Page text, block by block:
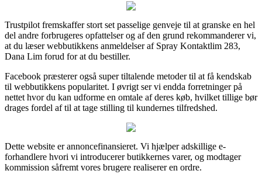
Trustpilot fremskaffer stort set passelige genveje til at granske en hel
del andre forbrugeres opfattelser og af den grund rekommanderer vi,
at du læser webbutikkens anmeldelser af Spray Kontaktlim 283,
Dana Lim forud for at du bestiller.
Facebook præsterer også super tiltalende metoder til at få kendskab
til webbutikkens popularitet. I øvrigt ser vi endda forretninger på
nettet hvor du kan udforme en omtale af deres køb, hvilket tillige bør
drages fordel af til at tage stilling til kundernes tilfredshed.
Dette website er annoncefinansieret. Vi hjælper adskillige e-
forhandlere hvori vi introducerer butikkernes varer, og modtager
kommission såfremt vores brugere realiserer en ordre.